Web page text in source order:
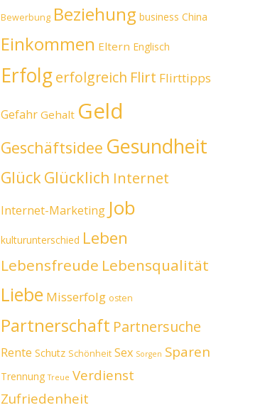
Bewerbung Beziehung business China
Einkommen Eltern Englisch
Erfolgerfolgreich Flirt Flirttipps
Gefahr Gehalt Geld
Geschäftsidee Gesundheit
GlückGlücklich Internet
Internet-Marketing Job
kulturunterschied Leben
Lebensfreude Lebensqualität
Liebe Misserfolg osten
Partnerschaft Partnersuche
Rente Schutz Schönheit Sex Sorgen Sparen
Trennung Treue Verdienst
Zufriedenheit